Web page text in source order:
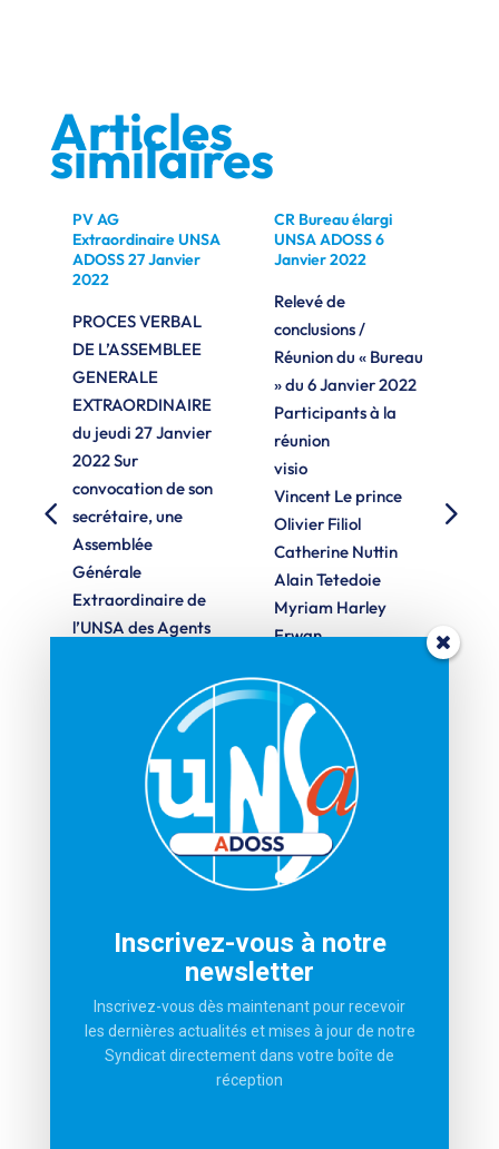
Articles
similaires
PV AG
Extraordinaire UNSA
ADOSS 27 Janvier
2022
PROCES VERBAL
DE L’ASSEMBLEE
GENERALE
EXTRAORDINAIRE
du jeudi 27 Janvier
2022 Sur
convocation de son
secrétaire, une
Assemblée
Générale
Extraordinaire de
l’UNSA des Agents
Sécurité Sociale
s’est réunie en visio-
conférence le jeudi
27 Janvier 2022…
CR Bureau élargi
UNSA ADOSS 6
Janvier 2022
Relevé de
conclusions /
Réunion du « Bureau
» du 6 Janvier 2022
Participants à la
réunion
visio
Vincent Le prince
Olivier Filiol
Catherine Nuttin
Alain Tetedoie
Myriam Harley
Erwan
Michael Nauleau
Michel Cojean
Actualités Mail de
Philippe…
Qui sommes-nous
Visitez le site de L’UNSA
Derniers communiqués
Inscrivez-vous à notre
newsletter
Inscrivez-vous dès maintenant pour recevoir
les dernières actualités et mises à jour de notre
Syndicat directement dans votre boîte de
réception